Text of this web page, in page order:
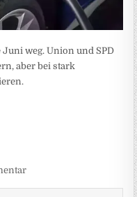
weg. Union und SPD
aber bei stark